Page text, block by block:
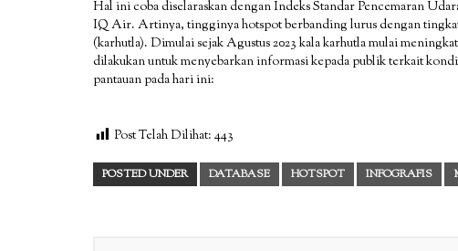
Hal ini coba diselaraskan dengan Indeks Standar Pencemaran
IQ Air. Artinya, tingginya hotspot berbanding lurus dengan tingkat
(karhutla). Dimulai sejak Agustus 2023 kala karhutla mulai
dilakukan untuk menyebarkan informasi kepada publik terkait
pantauan pada hari ini:
Post Telah Dilihat: 443
POSTED UNDER DATABASE HOTSPOT INFOGRAFIS